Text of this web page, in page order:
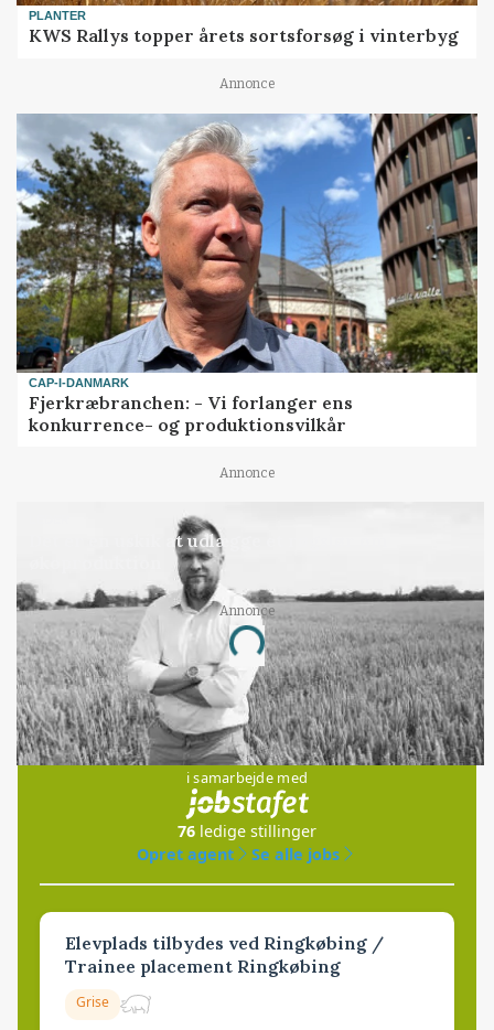
PLANTER
KWS Rallys topper årets sortsforsøg i vinterbyg
Annonce
CAP-I-DANMARK
Fjerkræbranchen: - Vi forlanger ens
konkurrence- og produktionsvilkår
Annonce
Det er en uskik at udlægge et røgslør om
Annonce
Loading...
Jobs
i samarbejde med
76 ledige stillinger
Opret agent
Se alle jobs
Elevplads tilbydes ved Ringkøbing /
Trainee placement Ringkøbing
Grise